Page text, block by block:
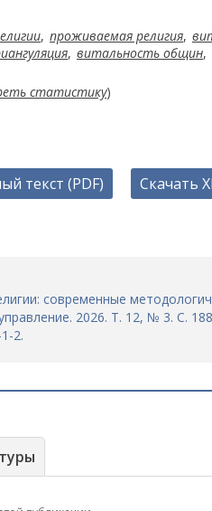
, проживаемая религия,
, витальность общин,
статистику)
текст (PDF) Скачать
современные
2026. Т. 12, № 3. С.
2.